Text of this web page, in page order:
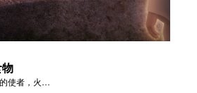
基甸将食物献给耶和华的使者，火烧尽了这些食物。